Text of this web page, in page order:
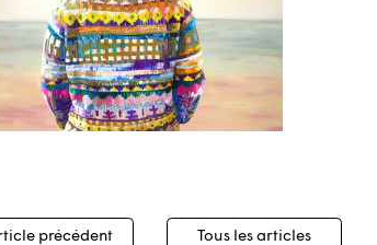
précédent Tous les articles